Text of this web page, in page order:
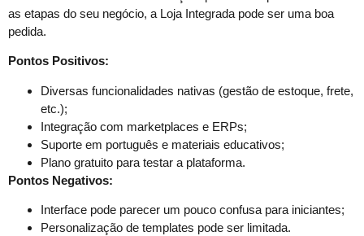
as etapas do seu negócio, a Loja Integrada pode ser uma boa
pedida.
Pontos Positivos:
Diversas funcionalidades nativas (gestão de estoque, frete,
etc.);
Integração com marketplaces e ERPs;
Suporte em português e materiais educativos;
Plano gratuito para testar a plataforma.
Pontos Negativos:
Interface pode parecer um pouco confusa para iniciantes;
Personalização de templates pode ser limitada.